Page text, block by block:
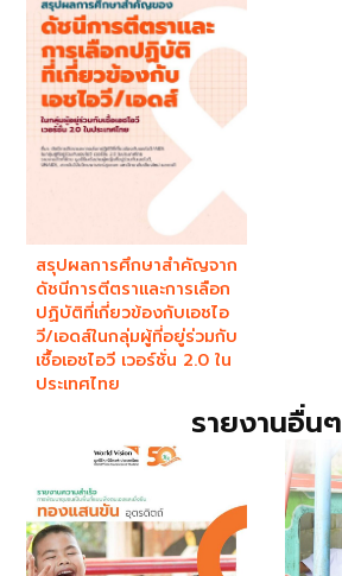
สรุปผลการศึกษาสำคัญจาก
ดัชนีการตีตราและการเลือก
ปฏิบัติที่เกี่ยวข้องกับเอชไอ
วี/เอดส์ในกลุ่มผู้ที่อยู่ร่วมกับ
เชื้อเอชไอวี เวอร์ชั่น 2.0 ใน
ประเทศไทย
รายงานอื่นๆ